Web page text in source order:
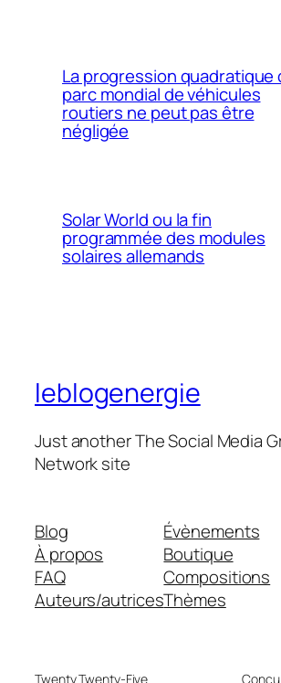
La progression quadratique
parc mondial de véhicules
routiers ne peut pas être
négligée
Solar World ou la fin
programmée des modules
solaires allemands
leblogenergie
Just another The Social Media
Network site
Blog
À propos
FAQ
Auteurs/autrices
Évènements
Boutique
Compositions
Thèmes
Twenty Twenty-Five